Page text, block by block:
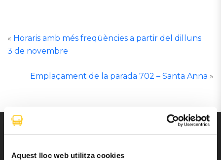
Aquest lloc web utilitza cookies
« Horaris amb més freqüències a partir del dilluns
3 de novembre
Emplaçament de la parada 702 – Santa Anna »
OFICINA E.N.A.